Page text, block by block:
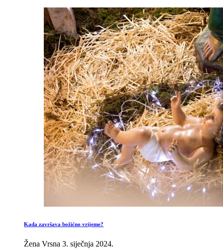
Kada završava božićno vrijeme?
Žena Vrsna 3. siječnja 2024.